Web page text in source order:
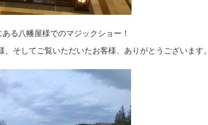
る八幡屋様でのマジックショー！
そしてご覧いただいたお客様、ありがとうございます。